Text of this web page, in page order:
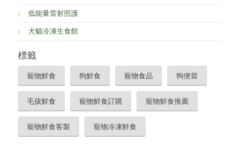
低能量雷射照護
犬貓冷凍生食館
標籤
寵物鮮食 狗鮮食 寵物食品 狗便當
毛孩鮮食 寵物鮮食訂購 寵物鮮食推薦
寵物鮮食客製 寵物冷凍鮮食